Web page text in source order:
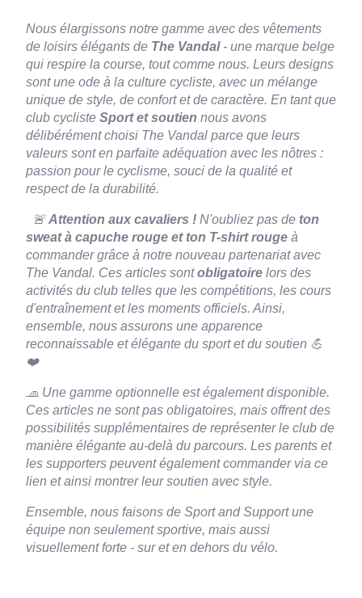
Nous élargissons notre gamme avec des vêtements
de loisirs élégants de The Vandal- une marque belge
qui respire la course, tout comme nous. Leurs designs
sont une ode à la culture cycliste, avec un mélange
unique de style, de confort et de caractère. En tant que
club cycliste Sport et soutien nous avons
délibérément choisi The Vandal parce que leurs
valeurs sont en parfaite adéquation avec les nôtres :
passion pour le cyclisme, souci de la qualité et
respect de la durabilité.
🚨Attention aux cavaliers ! N'oubliez pas de ton
sweat à capuche rouge et ton T-shirt rouge à
commander grâce à notre nouveau partenariat avec
The Vandal. Ces articles sontobligatoire lors des
activités du club telles que les compétitions, les cours
d'entraînement et les moments officiels. Ainsi,
ensemble, nous assurons une apparence
reconnaissable et élégante du sport et du soutien 💪
❤️
🧢 Une gamme optionnelle est également disponible.
Ces articles ne sont pas obligatoires, mais offrent des
possibilités supplémentaires de représenter le club de
manière élégante au-delà du parcours. Les parents et
les supporters peuvent également commander via ce
lien et ainsi montrer leur soutien avec style.
Ensemble, nous faisons de Sport and Support une
équipe non seulement sportive, mais aussi
visuellement forte - sur et en dehors du vélo.
Image SKU Couleur Taille Stock Prix
VDLSM-
724-XS
Noir XS En stock
VDLSM-
724-S
Noir
VDLSM-
724-M
Noir En stock
VDLSM-
724-L
Noir L En stock
724-XL
VDLSM-
724-
XXL
40,84